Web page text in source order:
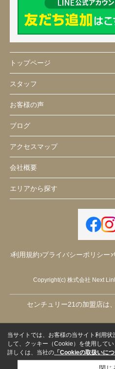
トップページ
スタッフ
お客様の声
ブログ
アクセスマップ
会社概要
エリアから探す
利用規約 プライバシーポリシー
Copyright(c) 株式会社 Next
センチュリー21の加盟店は
当サイトでは、お客様の当サイト利用
して、クッキー（Cookie）を使用してい
詳しくは、当社の 「Cookieの取扱いにつ